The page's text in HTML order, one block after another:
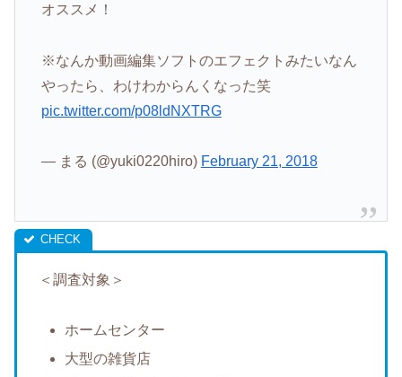
オススメ！
※なんか動画編集ソフトのエフェクトみたいなん
やったら、わけわからんくなった笑
pic.twitter.com/p08ldNXTRG
— まる (@yuki0220hiro) February 21, 2018
＜調査対象＞
ホームセンター
大型の雑貨店